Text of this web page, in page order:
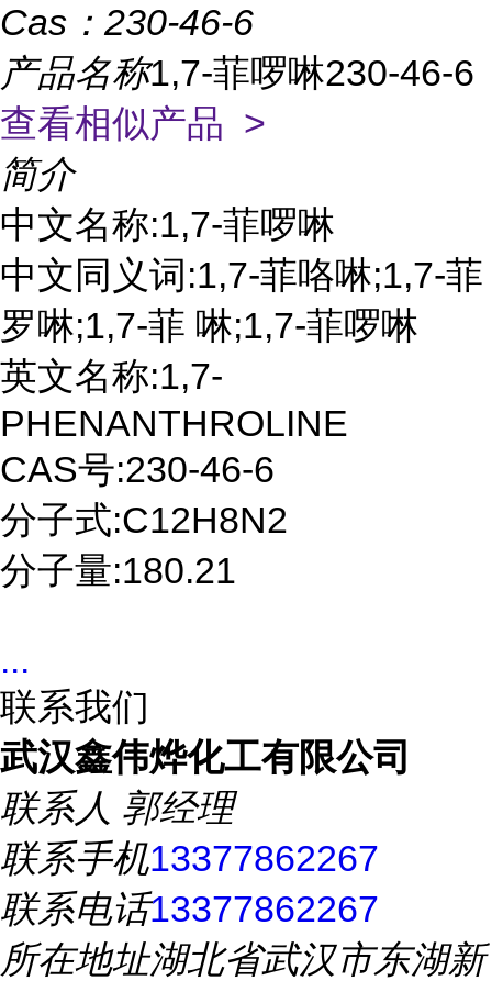
Cas： 230-46-6
产品名称1,7-菲啰啉230-46-6
查看相似产品 >
简介
中文名称:1,7-菲啰啉
中文同义词:1,7-菲咯啉;1,7-菲
罗啉;1,7-菲 啉;1,7-菲啰啉
英文名称:1,7-
PHENANTHROLINE
CAS号:230-46-6
分子式:C12H8N2
分子量:180.21
...
联系我们
武汉鑫伟烨化工有限公司
联系人 郭经理
联系手机13377862267
联系电话13377862267
所在地址湖北省武汉市东湖新